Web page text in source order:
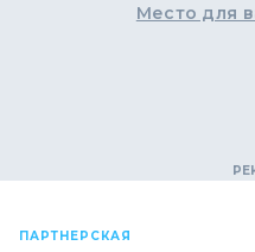
Место для
ПАРТНЕРСКАЯ